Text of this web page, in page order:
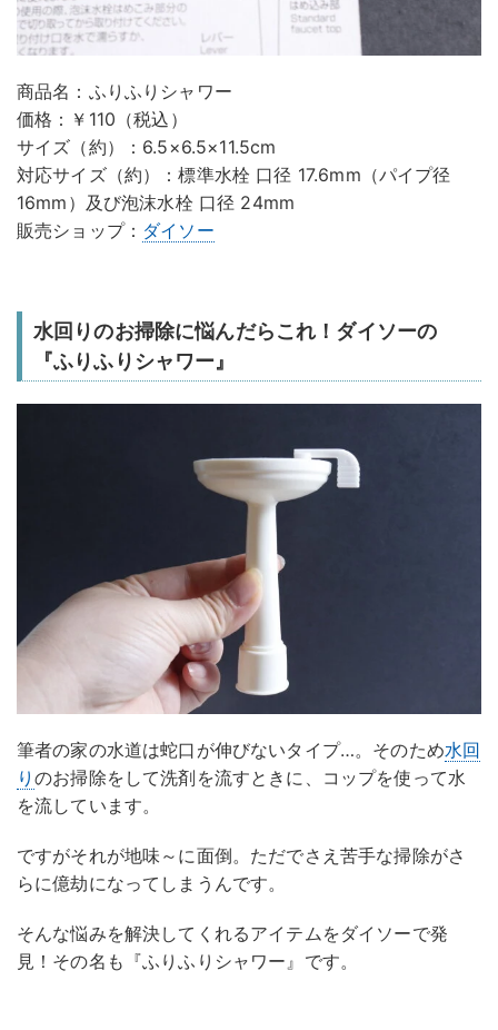
商品名：ふりふりシャワー
価格：￥110（税込）
サイズ（約）：6.5×6.5×11.5cm
対応サイズ（約）：標準水栓 口径 17.6mm（パイプ径
16mm）及び泡沫水栓 口径 24mm
販売ショップ： ダイソー
水回りのお掃除に悩んだらこれ！ダイソーの
『ふりふりシャワー』
筆者の家の水道は蛇口が伸びないタイプ…。そのため水回
りのお掃除をして洗剤を流すときに、コップを使って水
を流しています。
ですがそれが地味～に面倒。ただでさえ苦手な掃除がさ
らに億劫になってしまうんです。
そんな悩みを解決してくれるアイテムをダイソーで発
見！その名も『ふりふりシャワー』です。